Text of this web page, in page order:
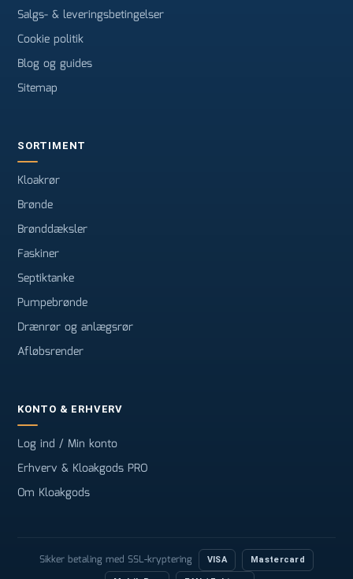
Salgs- & leveringsbetingelser
Cookie politik
Blog og guides
Sitemap
SORTIMENT
Kloakrør
Brønde
Brønddæksler
Faskiner
Septiktanke
Pumpebrønde
Drænrør og anlægsrør
Afløbsrender
KONTO & ERHVERV
Log ind / Min konto
Erhverv & Kloakgods PRO
Om Kloakgods
Sikker betaling med SSL-kryptering VISA Mastercard